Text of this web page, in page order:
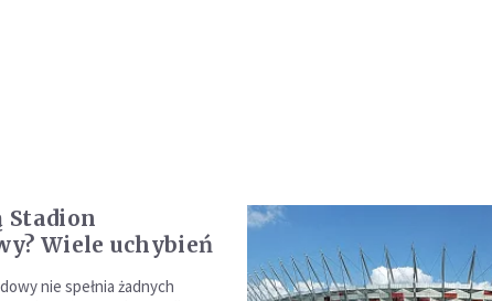
Stadion
Wiele uchybień
nie spełnia żadnych